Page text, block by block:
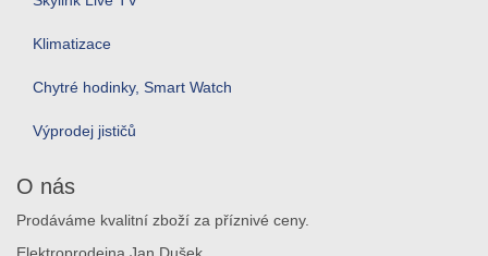
Klimatizace
Chytré hodinky, Smart Watch
Výprodej jističů
O nás
Prodáváme kvalitní zboží za příznivé ceny.